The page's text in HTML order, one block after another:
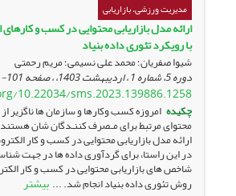
مدیریت ورزشی، بازاریابی
ارائه مدل بازاریابی محتوایی در کسب و
با رویکرد تئوری داده بنیاد
شیوا صفریان؛ محمد علی نسیمی؛ مریم رحمتی
دوره 5، شماره 1 ، اردیبهشت 1403، ، صفحه 101-121
10.22034/sms.2023.139886.1258
چکیده امروزه کسب وکارها و سازمان ها ناگزیر
محتوای مرتبط برای مـصرف کننـدگان شان
ارائه مدل بازاریابی محتوایی در کسب و کار
در این راستا، برای گردآوری داده ها در جهت
شاخص های بازاریابی محتوایی در کسب و کار
روش تئوری داده بنیاد انجام شد. ... بیشتر